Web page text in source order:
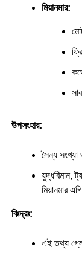
মিয়ানমার:
উপসংহার:
সৈন্য সংখ্যা
যুদ্ধবিমান,
মিয়ানমার
বিঃদ্রঃ:
এই তথ্য